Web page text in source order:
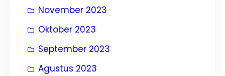
November 2023
Oktober 2023
September 2023
Agustus 2023